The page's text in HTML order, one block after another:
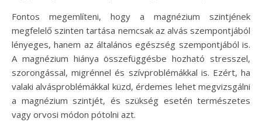
Fontos megemlíteni, hogy a magnézium szintjének
megfelelő szinten tartása nemcsak az alvás szempontjából
lényeges, hanem az általános egészség szempontjából is.
A magnézium hiánya összefüggésbe hozható stresszel,
szorongással, migrénnel és szívproblémákkal is. Ezért, ha
valaki alvásproblémákkal küzd, érdemes lehet megvizsgálni
a magnézium szintjét, és szükség esetén természetes
vagy orvosi módon pótolni azt.